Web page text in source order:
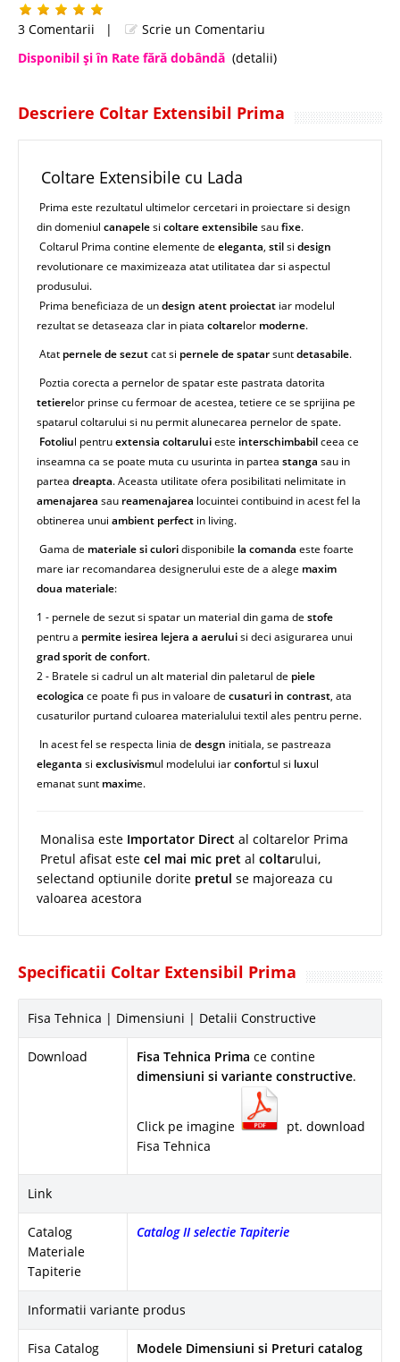
3 Comentarii |
Scrie un Comentariu
Disponibil şi în Rate fără dobândă (detalii)
Descriere Coltar Extensibil Prima
Coltare Extensibile cu Lada
Prima este rezultatul ultimelor cercetari in proiectare si design
din domeniul canapelesi coltare extensibilesaufixe.
Coltarul Prima contine elemente de eleganta, stilsi design
revolutionare ce maximizeaza atat utilitatea dar si aspectul
produsului.
Prima beneficiaza de undesign atent proiectat iar modelul
rezultat se detaseaza clar in piata coltarelor moderne.
Atat pernele de sezutcat si pernele de spatarsuntdetasabile.
Poztia corecta a pernelor de spatar este pastrata datorita
tetierelor prinse cu fermoar de acestea, tetiere ce se sprijina pe
spatarul coltarului si nu permit alunecarea pernelor de spate.
Fotoliul pentruextensia coltaruluieste interschimbabilceea ce
inseamna ca se poate muta cu usurinta in partea stanga sau in
partea dreapta. Aceasta utilitate ofera posibilitati nelimitate in
amenajarea sau reamenajarea locuintei contibuind in acest fel la
obtinerea unui ambient perfect in living.
Gama de materiale si culoridisponibile la comanda este foarte
mare iar recomandarea designerului este de a alege maxim
doua materiale:
1 - pernele de sezut si spatar un material din gama de stofe
pentru a permite iesirea lejera a aeruluisi deci asigurarea unui
grad sporit de confort.
2 - Bratele si cadrul un alt material din paletarul de piele
ecologica ce poate fi pus in valoare de cusaturi in contrast, ata
cusaturilor purtand culoarea materialului textil ales pentru perne.
In acest fel se respecta linia de desgn initiala, se pastreaza
eleganta si exclusivismul modelului iarconfortul si luxul
emanat sunt maxime.
Monalisa este Importator Direct al coltarelor Prima
Pretul afisat este cel mai mic pret al coltarului,
selectand optiunile dorite pretul se majoreaza cu
valoarea acestora
Specificatii Coltar Extensibil Prima
Fisa Tehnica | Dimensiuni | Detalii Constructive
Download Fisa Tehnica Prima ce contine
dimensiuni si variante constructive.
Click pe imagine
pt. download
Fisa Tehnica
Link
Catalog
Materiale
Tapiterie
Catalog II selectie Tapiterie
Informatii variante produs
Fisa Catalog Modele Dimensiuni si Preturi catalog